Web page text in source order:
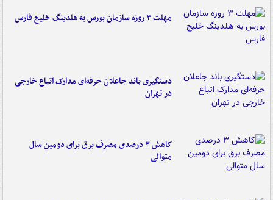
مهلت ۳ روزه سازمان بورس به هلدینگ خلیج فارس
دستگیری باند جاعلان حرفه‌ای مدارک اتباع خارجی
در تهران
کاهش ۳ درصدی مصرف برق برای دومین سال
متوالی